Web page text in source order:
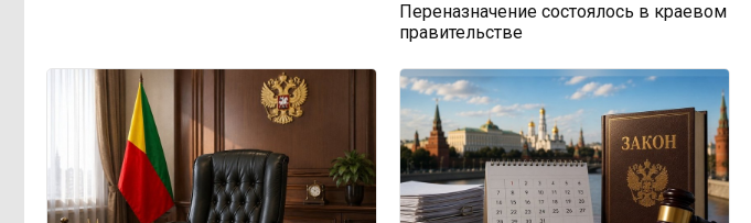
Переназначение состоялось в краевом
правительстве